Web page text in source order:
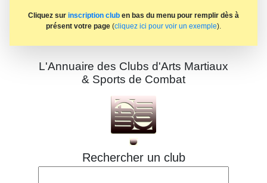
Cliquez sur inscription club en bas du menu pour remplir dès à
présent votre page (cliquez ici pour voir un exemple).
L'Annuaire des Clubs d'Arts Martiaux
& Sports de Combat
Rechercher un club